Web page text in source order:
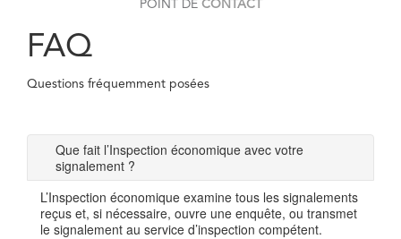
POINT DE CONTACT
FAQ
Questions fréquemment posées
Que fait l’Inspection économique avec votre
signalement ?
L’Inspection économique examine tous les signalements
reçus et, si nécessaire, ouvre une enquête, ou transmet
le signalement au service d’inspection compétent.